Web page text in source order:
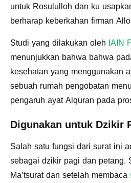
untuk Rosululloh dan ku
berharap keberkahan firman
Studi yang dilakukan oleh IAIN
menunjukkan bahwa bahwa
kesehatan yang menggunakan
sebuah rumah pengobatan
pengaruh ayat Alquran pada
Digunakan untuk Dzikir
Salah satu fungsi dari surat ini
sebagai dzikir pagi dan petang.
Ma’tsurat dan setelah membaca